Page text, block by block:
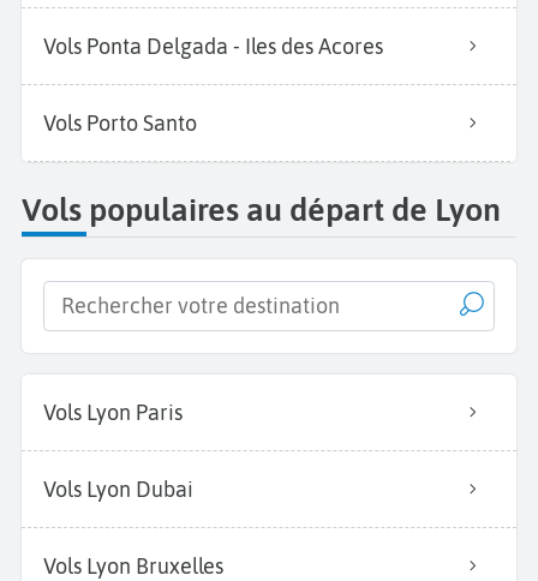
Vols Ponta Delgada - Iles des Acores
Vols Porto Santo
Vols populaires au départ de Lyon
Vols Lyon Paris
Vols Lyon Dubai
Vols Lyon Bruxelles